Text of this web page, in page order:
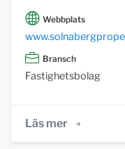
Webbplats
Bransch
Fastighetsbolag
Läs mer